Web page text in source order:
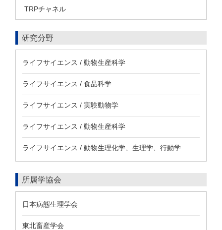
TRPチャネル
研究分野
ライフサイエンス / 動物生産科学
ライフサイエンス / 食品科学
ライフサイエンス / 実験動物学
ライフサイエンス / 動物生産科学
ライフサイエンス / 動物生理化学、生理学、行動学
所属学協会
日本病態生理学会
東北畜産学会